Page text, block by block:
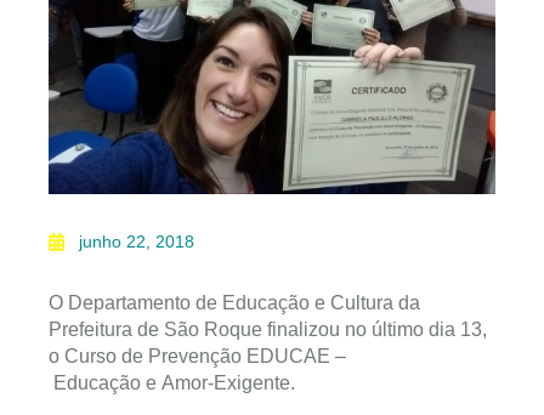
junho 22, 2018
O Departamento de Educação e Cultura da
Prefeitura de São Roque finalizou no último dia 13,
o Curso de Prevenção EDUCAE –
Educação e Amor-Exigente.